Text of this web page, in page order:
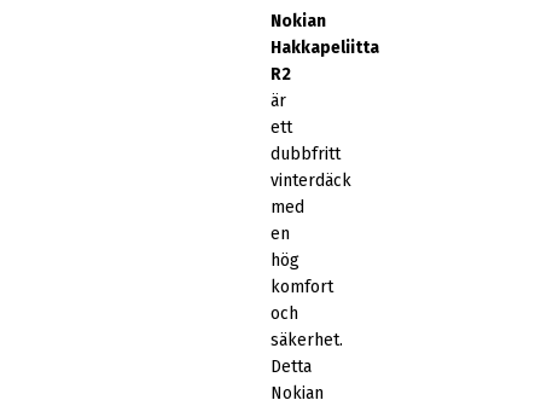
Nokian
Hakkapeliitta
R2
är
ett
dubbfritt
vinterdäck
med
en
hög
komfort
och
säkerhet.
Detta
Nokian